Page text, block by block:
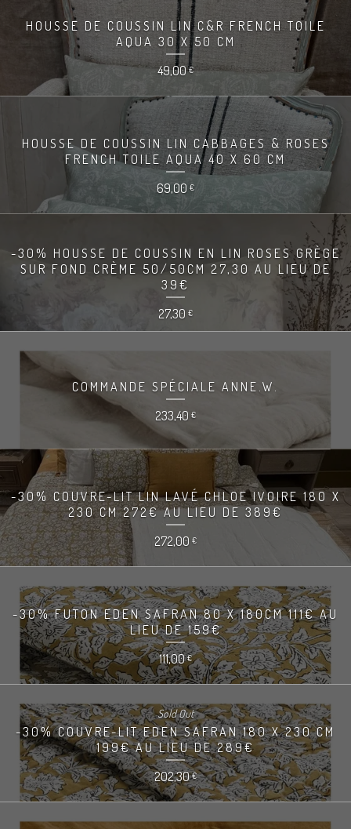
HOUSSE DE COUSSIN LIN C&R FRENCH TOILE
AQUA 30 X 50 CM
49,00€
HOUSSE DE COUSSIN LIN CABBAGES & ROSES
FRENCH TOILE AQUA 40 X 60 CM
69,00 €
-30% HOUSSE DE COUSSIN EN LIN ROSES GRÈGE
SUR FOND CRÈME 50/50CM 27,30 AU LIEU DE
39€
27,30 €
COMMANDE SPÉCIALE ANNE.W.
233,40 €
-30% COUVRE-LIT LIN LAVÉ CHLOE IVOIRE 180 X
230 CM 272€ AU LIEU DE 389€
272,00 €
-30% FUTON EDEN SAFRAN 80 X 180CM 111€ AU
LIEU DE 159€
111,00€
-30% COUVRE-LIT EDEN SAFRAN 180 X 230 CM
199€ AU LIEU DE 289€
202,30€
Sold Out